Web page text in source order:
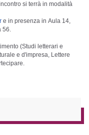
si terrà in modalità
e in presenza in Aula 14,
56.
(Studi letterari e
e d'impresa, Lettere